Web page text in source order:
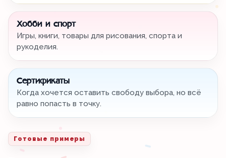
Хобби и спорт
Игры, книги, товары для рисования, спорта и
рукоделия.
Сертификаты
Когда хочется оставить свободу выбора, но всё
равно попасть в точку.
Готовые примеры